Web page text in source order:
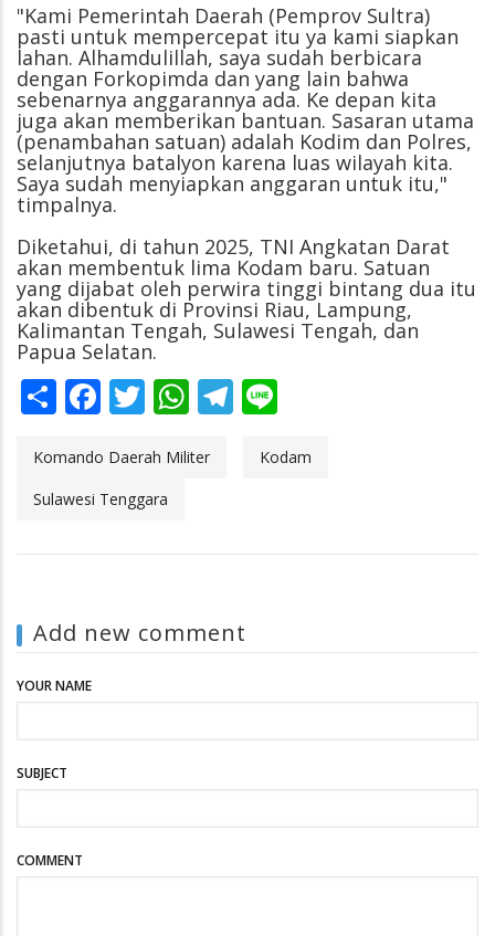
"Kami Pemerintah Daerah (Pemprov Sultra)
pasti untuk mempercepat itu ya kami siapkan
lahan. Alhamdulillah, saya sudah berbicara
dengan Forkopimda dan yang lain bahwa
sebenarnya anggarannya ada. Ke depan kita
juga akan memberikan bantuan. Sasaran utama
(penambahan satuan) adalah Kodim dan Polres,
selanjutnya batalyon karena luas wilayah kita.
Saya sudah menyiapkan anggaran untuk itu,"
timpalnya.
Diketahui, di tahun 2025, TNI Angkatan Darat
akan membentuk lima Kodam baru. Satuan
yang dijabat oleh perwira tinggi bintang dua itu
akan dibentuk di Provinsi Riau, Lampung,
Kalimantan Tengah, Sulawesi Tengah, dan
Papua Selatan.
ShareFacebook
Twitter
WhatsApp
Telegram
Komando Daerah Militer
Kodam
Sulawesi Tenggara
Add new comment
YOUR NAME
SUBJECT
COMMENT